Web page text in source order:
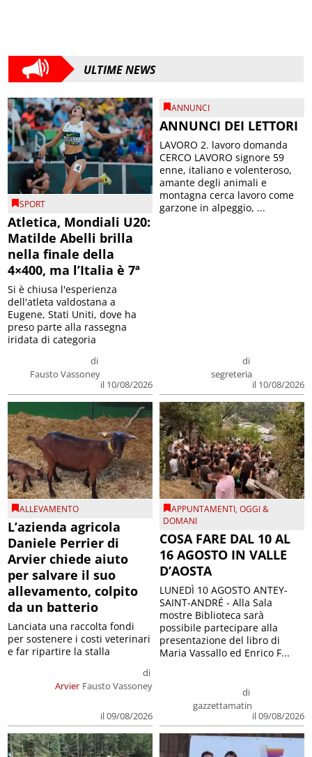
ULTIME NEWS
SPORT
Atletica, Mondiali U20:
Matilde Abelli brilla
nella finale della
4×400, ma l’Italia è 7ª
di
Fausto Vassoney
il 10/08/2026
Si è chiusa l'esperienza
dell'atleta valdostana a
Eugene, Stati Uniti, dove ha
preso parte alla rassegna
iridata di categoria
ANNUNCI
ANNUNCI DEI LETTORI
di
segreteria
il 10/08/2026
LAVORO 2. lavoro domanda
CERCO LAVORO signore 59
enne, italiano e volenteroso,
amante degli animali e
montagna cerca lavoro come
garzone in alpeggio, ...
ALLEVAMENTO
L’azienda agricola
Daniele Perrier di
Arvier chiede aiuto
per salvare il suo
allevamento, colpito
da un batterio
Arvier
di
Fausto Vassoney
il 09/08/2026
Lanciata una raccolta fondi
per sostenere i costi veterinari
e far ripartire la stalla
APPUNTAMENTI,OGGI &
DOMANI
COSA FARE DAL 10 AL
16 AGOSTO IN VALLE
D’AOSTA
di
gazzettamatin
il 09/08/2026
LUNEDÌ 10 AGOSTO ANTEY-
SAINT-ANDRÉ - Alla Sala
mostre Biblioteca sarà
possibile partecipare alla
presentazione del libro di
Maria Vassallo ed Enrico F...